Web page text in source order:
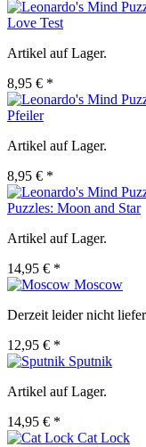
Love Test
Artikel auf Lager.
8,95 € *
Pfeiler
Artikel auf Lager.
8,95 € *
Puzzles: Moon and Star
Artikel auf Lager.
14,95 € *
Moscow
Derzeit leider nicht
12,95 € *
Sputnik
Artikel auf Lager.
14,95 € *
Cat Lock